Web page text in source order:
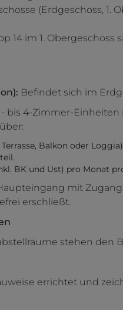
(Erdgeschoss, 1.
14 im 1.
Befindet sich im
bis 4-Zimmer-
Balkon oder
BK und Ust) pro Monat
mit
erschließt.
stehen den
errichtet und